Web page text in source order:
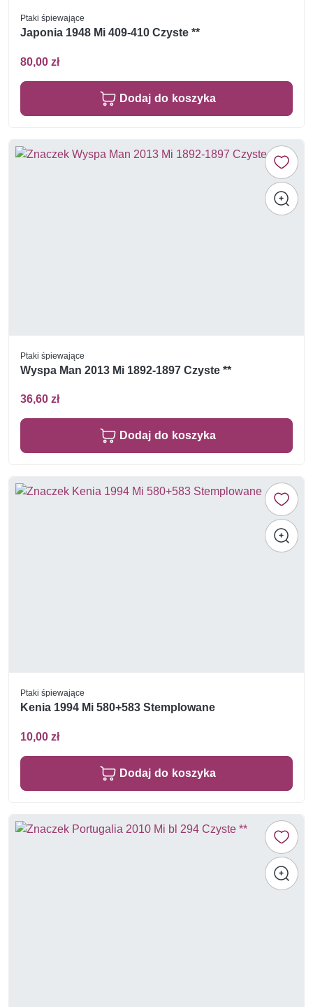
Ptaki śpiewające
Japonia 1948 Mi 409-410 Czyste **
80,00 zł
Dodaj do koszyka
Ptaki śpiewające
Wyspa Man 2013 Mi 1892-1897 Czyste **
36,60 zł
Dodaj do koszyka
Ptaki śpiewające
Kenia 1994 Mi 580+583 Stemplowane
10,00 zł
Dodaj do koszyka